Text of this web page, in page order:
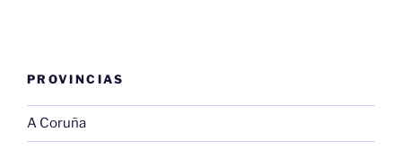
PROVINCIAS
A Coruña